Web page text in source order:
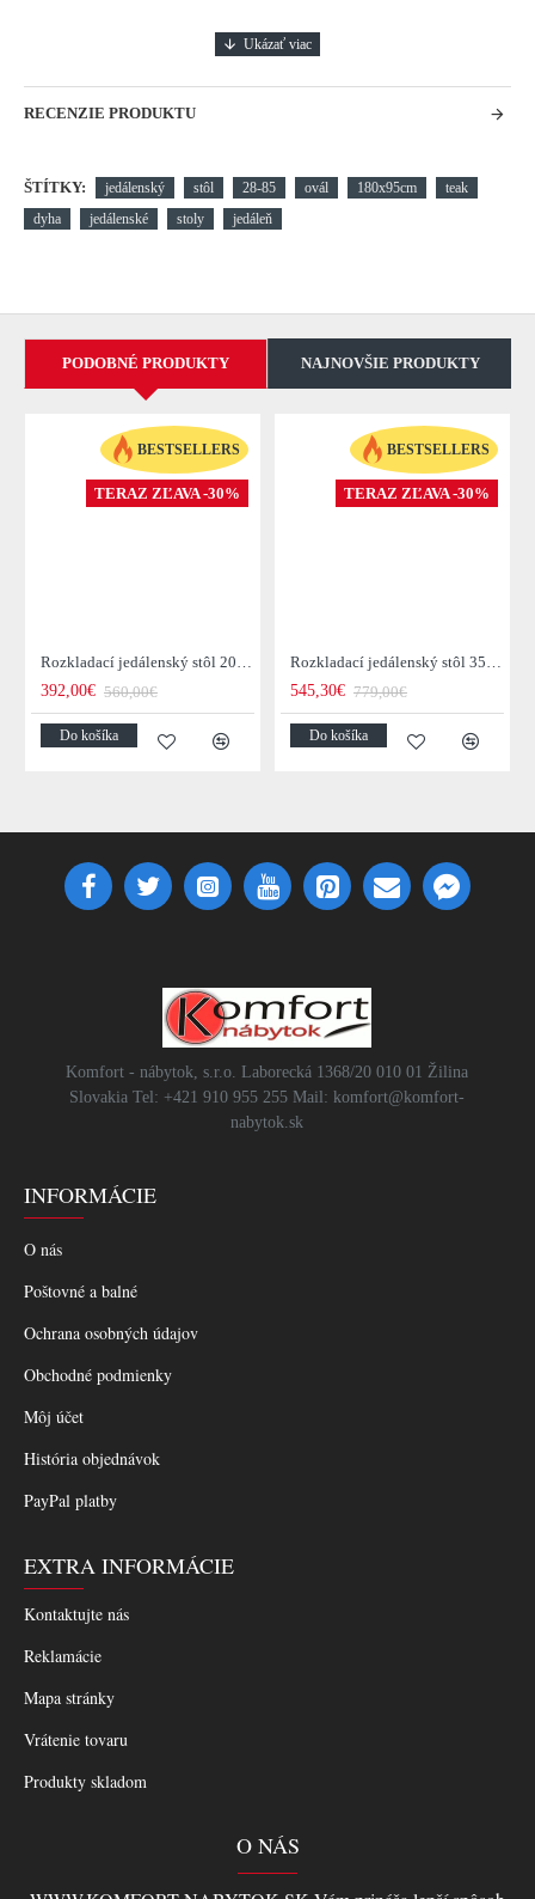
RECENZIE PRODUKTU
ŠTÍTKY: jedálenský stôl 28-85 ovál 180x95cm
teak
dyha
jedálenské stoly jedáleň
PODOBNÉ PRODUKTY NAJNOVŠIE PRODUKTY
BESTSELLERS
TERAZ ZĽAVA -30%
Rozkladací jedálenský stôl 20976 120/200x80cm Masív drevo Palisander
392,00€ 560,00€
Do košíka
BESTSELLERS
TERAZ ZĽAVA -30%
Rozkladací jedálenský stôl 35299 160/240x100cm Masív drevo Palisander
545,30€ 779,00€
Do košíka
Komfort - nábytok, s.r.o. Laborecká 1368/20 010 01 Žilina
Slovakia Tel: +421 910 955 255 Mail: komfort@komfort-
nabytok.sk
INFORMÁCIE
O nás
Poštovné a balné
Ochrana osobných údajov
Obchodné podmienky
Môj účet
História objednávok
PayPal platby
EXTRA INFORMÁCIE
Kontaktujte nás
Reklamácie
Mapa stránky
Vrátenie tovaru
Produkty skladom
O NÁS